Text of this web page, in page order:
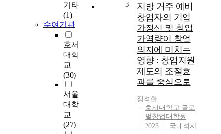
기타
(1)
수여기관
호서
대학
교
(30)
서울
대학
교
(27)
3
지방 거주 예비
창업자의 기업
가정신 및 창업
가역량이 창업
의지에 미치는
영향 : 창업지원
제도의 조절효
과를 중심으로
정석환
호서대학교 글로
벌창업대학원
2023
국내석사